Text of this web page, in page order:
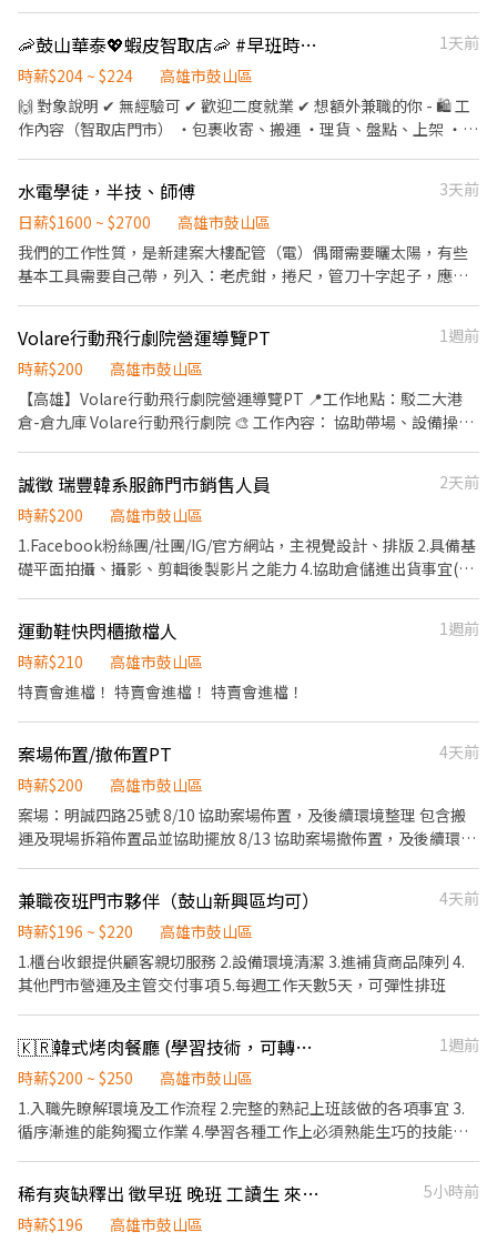
整線上／實體教育訓練 ・實體門市實習與考核 👉 訓練與實習期間
皆有計薪 - 立即應徵:加賴@759vflwo 電話:02-6636-2428#306
🦐鼓山華泰💖蝦皮智取店🦐 #早班時薪 #晚班時薪 #完整教育訓練
1天前
時薪$204 ~ $224
高雄市鼓山區
🙌 對象說明 ✔ 無經驗可 ✔ 歡迎二度就業 ✔ 想額外兼職的你 - 🛍 工
作內容（智取店門市） ・包裹收寄、搬運 ・理貨、盤點、上架 ・維
教育訓練&實體實習，皆有計薪 - 📍 班別說明 🔹 早班兼職： 🕖 早
班：07:00–12:00 （可彈性於 07:00–08:30 間到班） - 🔹 晚班兼
職： 🌙 晚班：17:30–22:30 (需六日兩天+平日至少2天，可於17:30
- 22:30排班) - 每日會安排 3–6 間門市（依區域與貨量調整） - 💰 薪
完整線上／實體教育訓練 ・實體門市實習與考核 👉 訓練與實習期
間皆有計薪 - 立即應徵:加賴@759vflwo 電話:02-6636-2428#306
水電學徒，半技、師傅
3天前
日薪$1600 ~ $2700
高雄市鼓山區
我們的工作性質，是新建案大樓配管（電）偶爾需要曬太陽，有些
基本工具需要自己帶，列入：老虎鉗，捲尺，管刀十字起子，應
Volare行動飛行劇院營運導覽PT
1週前
時薪$200
高雄市鼓山區
【高雄】Volare行動飛行劇院營運導覽PT 📍工作地點：駁二大港
倉-倉九庫 Volare行動飛行劇院 🎨 工作內容： 協助帶場、設備操
發薪日：每月10/20/30日匯款至指定帳戶(不提供領現) <非中國信託
帳戶銀行將自動扣除30元手續費> 🔸需配合投保勞保，無法投保者
請勿報名 📢適合這樣的你 ✅ 活潑外向，擅長與人互動 ✅ 會英文佳
📲【立刻報名】加入我們!! 請先加入官方👉 @recjob (需加"@") 並
回覆下列訊息👇👇👇👇👇👇👇 1. 場次：【Volare行動飛行劇院營運導
可排班日期：
誠徵 瑞豐韓系服飾門市銷售人員
2天前
時薪$200
高雄市鼓山區
1.Facebook粉絲團/社團/IG/官方網站，主視覺設計、排版 2.具備基
礎平面拍攝、攝影、剪輯後製影片之能力 4.協助倉儲進出貨事宜(須
互動對話，喜歡分享 能對於時事議題有一定的敏感度尤佳 其他條件
1.擅長使用Adobe Illustrator、Photoshop，基本文書處理。 2.具
門市相關實務工作一年以上經驗尤佳。 3.主動積極 / 學習創新 /責任
運動鞋快閃櫃撤檔人
1週前
時薪$210
高雄市鼓山區
特賣會進檔！ 特賣會進檔！ 特賣會進檔！
案場佈置/撤佈置PT
4天前
時薪$200
高雄市鼓山區
案場：明誠四路25號 8/10 協助案場佈置，及後續環境整理 包含搬
運及現場拆箱佈置品並協助擺放 8/13 協助案場撤佈置，及後續環境
現場拆箱佈置品並協助擺放 8/31 協助案場撤佈置，及後續環境整理
兼職夜班門市夥伴（鼓山新興區均可）
4天前
時薪$196 ~ $220
高雄市鼓山區
1.櫃台收銀提供顧客親切服務 2.設備環境清潔 3.進補貨商品陳列 4.
其他門市營運及主管交付事項 5.每週工作天數5天，可彈性排班
🇰🇷韓式烤肉餐廳 (學習技術，可轉正）
1週前
時薪$200 ~ $250
高雄市鼓山區
1.入職先瞭解環境及工作流程 2.完整的熟記上班該做的各項事宜 3.
循序漸進的能夠獨立作業 4.學習各種工作上必須熟能生巧的技能
予調整 6.有負責的工作態度、自律親切的服務笑容 7.沒有經驗沒關
係，願意學習加快腳步我們都熱情歡迎👏
稀有爽缺釋出 徵早班 晚班 工讀生 來應徵絕不後悔
5小時前
時薪$196
高雄市鼓山區